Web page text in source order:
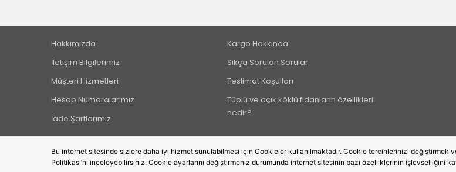
Hakkımızda
İletişim Bilgilerimiz
Müşteri Hizmetleri
Hesap Numaralarımız
İade Şartlarımız
Kargo Hakkında
Sıkça Sorulan Sorular
Teslimat Koşulları
Tüplü ve açık köklü fidanların özellikleri
nedir?
Bu site,PobolEti® Entegre E-ticaret Sistemi ile
Bu internet sitesinde sizlere daha iyi hizmet sunulabilmesi için Cookieler kullanılmaktadır. Cookie tercihlerinizi değiştirmek
Politikası’nı inceleyebilirsiniz. Cookie ayarlarını değiştirmeniz durumunda internet sitesinin bazı özelliklerinin işlevselliğini